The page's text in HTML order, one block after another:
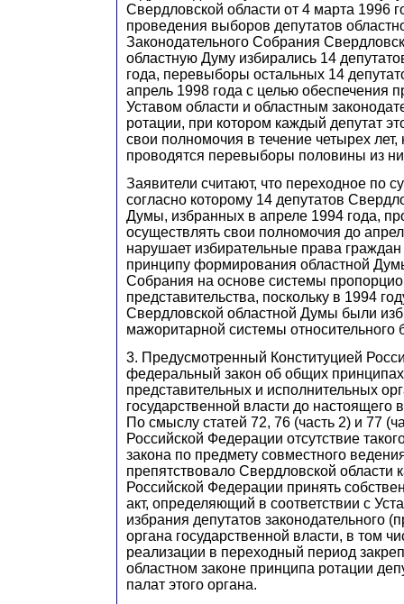
Свердловской области от 4 марта 1996
проведения выборов депутатов
Законодательного Собрания
областную Думу избирались 14
года, перевыборы остальных 14
апрель 1998 года с целью обеспечения
Уставом области и областным
ротации, при котором каждый депутат
свои полномочия в течение четырех
проводятся перевыборы половины из
Заявители считают, что переходное по
согласно которому 14 депутатов
Думы, избранных в апреле 1994 года,
осуществлять свои полномочия до
нарушает избирательные права граждан
принципу формирования областной
Собрания на основе системы
представительства, поскольку в 1994
Свердловской областной Думы были
мажоритарной системы относительного
3. Предусмотренный Конституцией
федеральный закон об общих
представительных и исполнительных
государственной власти до настоящего
По смыслу статей 72, 76 (часть 2) и 77
Российской Федерации отсутствие
закона по предмету совместного
препятствовало Свердловской области
Российской Федерации принять
акт, определяющий в соответствии с
избрания депутатов законодательного
органа государственной власти, в том
реализации в переходный период
областном законе принципа ротации
палат этого органа.